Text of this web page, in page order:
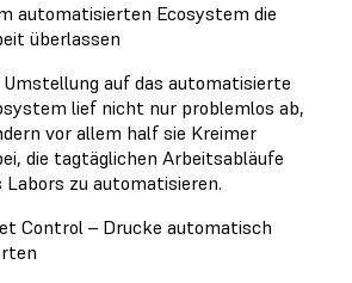
automatisierten Ecosystem die
überlassen
Umstellung auf das automatisierte
lief nicht nur problemlos ab,
vor allem half sie Kreimer
die tagtäglichen Arbeitsabläufe
Labors zu automatisieren.
Control – Drucke automatisch